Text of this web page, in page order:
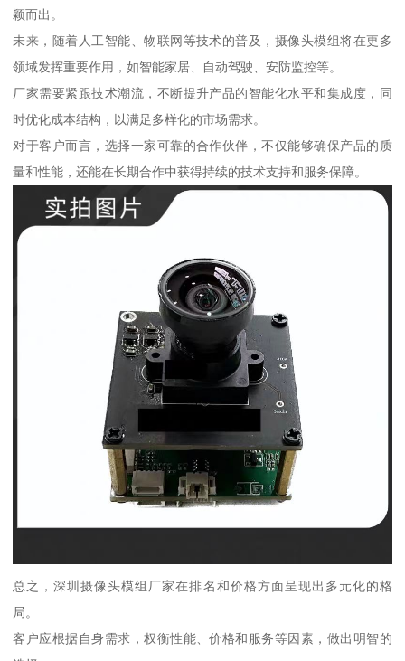
颖而出。
未来，随着人工智能、物联网等技术的普及，摄像头模组将在更多
领域发挥重要作用，如智能家居、自动驾驶、安防监控等。
厂家需要紧跟技术潮流，不断提升产品的智能化水平和集成度，同
时优化成本结构，以满足多样化的市场需求。
对于客户而言，选择一家可靠的合作伙伴，不仅能够确保产品的质
量和性能，还能在长期合作中获得持续的技术支持和服务保障。
总之，深圳摄像头模组厂家在排名和价格方面呈现出多元化的格
局。
客户应根据自身需求，权衡性能、价格和服务等因素，做出明智的